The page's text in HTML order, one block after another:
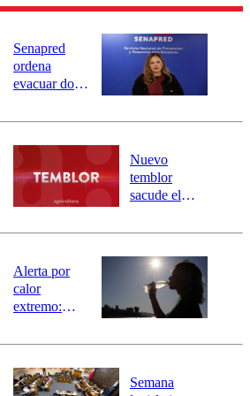
Senapred
ordena
evacuar dos
Carahue por
río Damas:
activa
mensajería
SAE
Nuevo
temblor
sacude el
revisa la
epicentro
Alerta por
calor
extremo:
activa Alerta
Preventiva en
Semana